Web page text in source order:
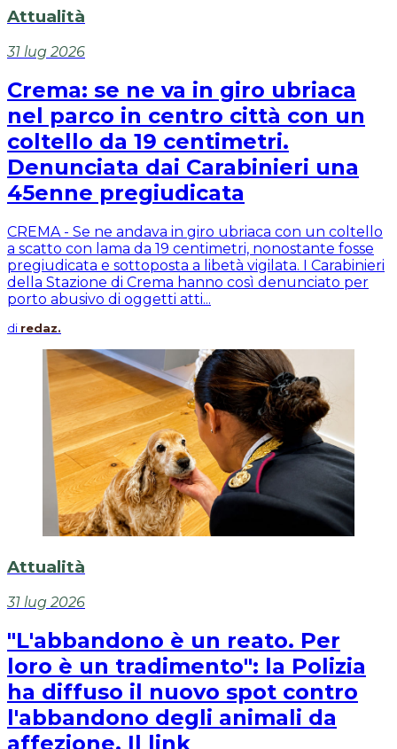
Attualità
31 lug 2026
Crema: se ne va in giro ubriaca
nel parco in centro città con un
coltello da 19 centimetri.
Denunciata dai Carabinieri una
45enne pregiudicata
CREMA - Se ne andava in giro ubriaca con un coltello
a scatto con lama da 19 centimetri, nonostante fosse
pregiudicata e sottoposta a libetà vigilata. I Carabinieri
della Stazione di Crema hanno così denunciato per
porto abusivo di oggetti atti...
di redaz.
Attualità
31 lug 2026
"L'abbandono è un reato. Per
loro è un tradimento": la Polizia
ha diffuso il nuovo spot contro
l'abbandono degli animali da
affezione. Il link